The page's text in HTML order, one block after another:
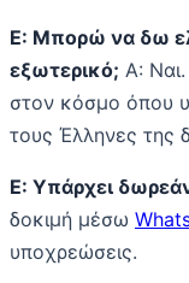
Ε: Μπορώ να δω
εξωτερικό; Α: Ναι.
στον κόσμο όπου
τους Έλληνες της
Ε: Υπάρχει
δοκιμή μέσω
υποχρεώσεις.